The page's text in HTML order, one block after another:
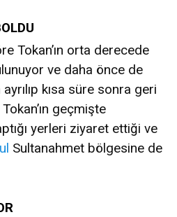
Tokan’ın orta derecede
ve daha önce de
kısa süre sonra geri
geçmişte
yerleri ziyaret ettiği ve
Sultanahmet bölgesine de